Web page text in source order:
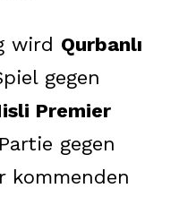
wird Qurbanlı
gegen
Premier
gegen
kommenden